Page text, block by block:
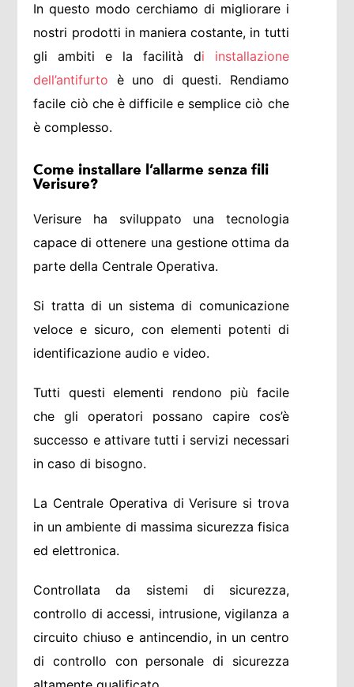
In questo modo cerchiamo di migliorare i
nostri prodotti in maniera costante, in tutti
gli ambiti e la facilità di installazione
dell’antifurto è uno di questi. Rendiamo
facile ciò che è difficile e semplice ciò che
è complesso.
Come installare l’allarme senza fili
Verisure?
Verisure ha sviluppato una tecnologia
capace di ottenere una gestione ottima da
parte della Centrale Operativa.
Si tratta di un sistema di comunicazione
veloce e sicuro, con elementi potenti di
identificazione audio e video.
Tutti questi elementi rendono più facile
che gli operatori possano capire cos’è
successo e attivare tutti i servizi necessari
in caso di bisogno.
La Centrale Operativa di Verisure si trova
in un ambiente di massima sicurezza fisica
ed elettronica.
Controllata da sistemi di sicurezza,
controllo di accessi, intrusione, vigilanza a
circuito chiuso e antincendio, in un centro
di controllo con personale di sicurezza